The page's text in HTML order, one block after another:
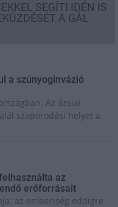
SEGÍTI IDÉN IS
A GÁL
a szúnyoginvázió
Az ázsiai
szaporodási helyet a
az
erőforrásait
az emberiség eddigre